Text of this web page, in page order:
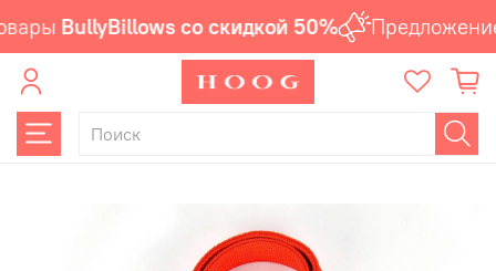
BullyBillows со скидкой 50% Предложение